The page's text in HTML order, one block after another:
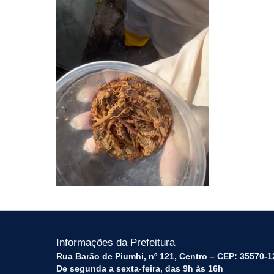
Informações da Prefeitura
Rua Barão de Piumhi, nº 121, Centro – CEP: 35570-
De segunda a sexta-feira, das 9h às 16h